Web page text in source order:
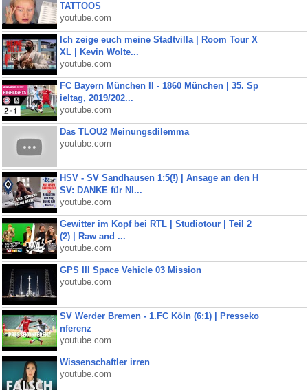
TATTOOS
youtube.com
Ich zeige euch meine Stadtvilla | Room Tour X
XL | Kevin Wolte...
youtube.com
FC Bayern München II - 1860 München | 35. Sp
ieltag, 2019/202...
youtube.com
Das TLOU2 Meinungsdilemma
youtube.com
HSV - SV Sandhausen 1:5(!) | Ansage an den H
SV: DANKE für NI...
youtube.com
Gewitter im Kopf bei RTL | Studiotour | Teil 2
(2) | Raw and ...
youtube.com
GPS III Space Vehicle 03 Mission
youtube.com
SV Werder Bremen - 1.FC Köln (6:1) | Presseko
nferenz
youtube.com
Wissenschaftler irren
youtube.com